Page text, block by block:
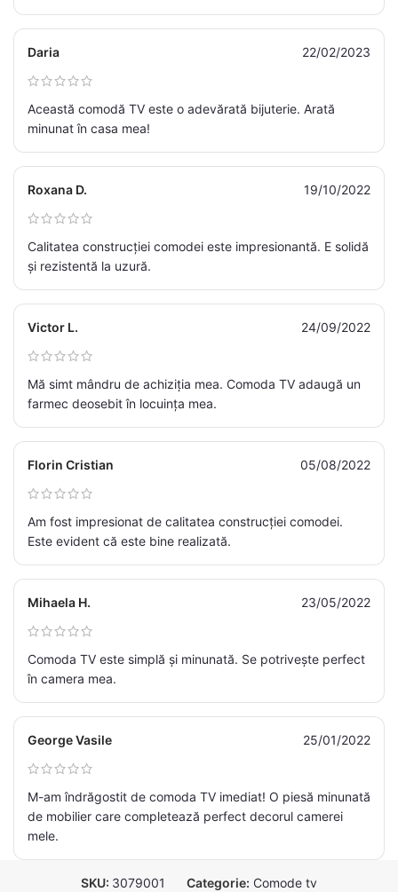
Daria 22/02/2023
Această comodă TV este o adevărată bijuterie. Arată
minunat în casa mea!
Roxana D. 19/10/2022
Calitatea construcției comodei este impresionantă. E solidă
și rezistentă la uzură.
Victor L. 24/09/2022
Mă simt mândru de achiziția mea. Comoda TV adaugă un
farmec deosebit în locuința mea.
Florin Cristian 05/08/2022
Am fost impresionat de calitatea construcției comodei.
Este evident că este bine realizată.
Mihaela H. 23/05/2022
Comoda TV este simplă și minunată. Se potrivește perfect
în camera mea.
George Vasile 25/01/2022
M-am îndrăgostit de comoda TV imediat! O piesă minunată
de mobilier care completează perfect decorul camerei
mele.
SKU: 3079001 Categorie: Comode tv